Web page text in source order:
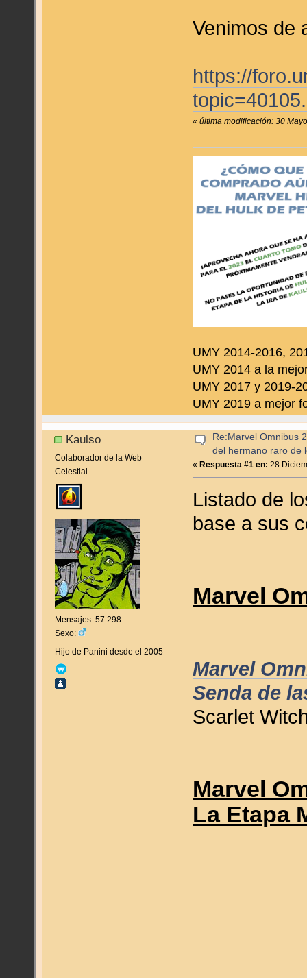
Venimos de
https://
«última modificación: 30
UMY 2014-2016,
UMY 2014 a la
UMY 2017 y 2019-
UMY 2019 a mejor
Kaulso
Colaborador de la Web
Celestial
Mensajes: 57.298
Sexo:
Hijo de Panini desde el 2005
Re:Marvel Omnibus
del hermano raro de
« Respuesta #1 en: 28
Listado de
base a sus
Marvel
Marvel
Senda de
Scarlet
Marvel
La Etapa